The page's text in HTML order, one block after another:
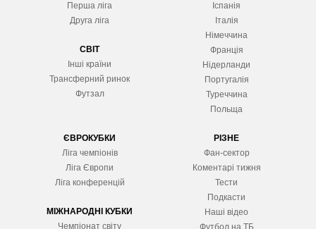
Перша ліга
Друга ліга
СВІТ
Інші країни
Трансферний ринок
Футзал
Іспанія
Італія
Німеччина
Франція
Нідерланди
Португалія
Туреччина
Польща
ЄВРОКУБКИ
Ліга чемпіонів
Ліга Європи
Ліга конференцій
МІЖНАРОДНІ КУБКИ
Чемпіонат світу
РІЗНЕ
Фан-сектор
Коментарі тижня
Тести
Подкасти
Наші відео